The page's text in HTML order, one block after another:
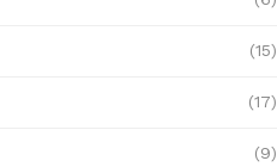
(15)
(17)
(9)